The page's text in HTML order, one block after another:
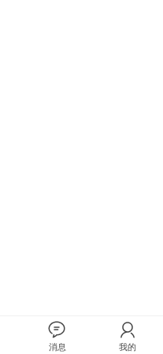
消息 我的